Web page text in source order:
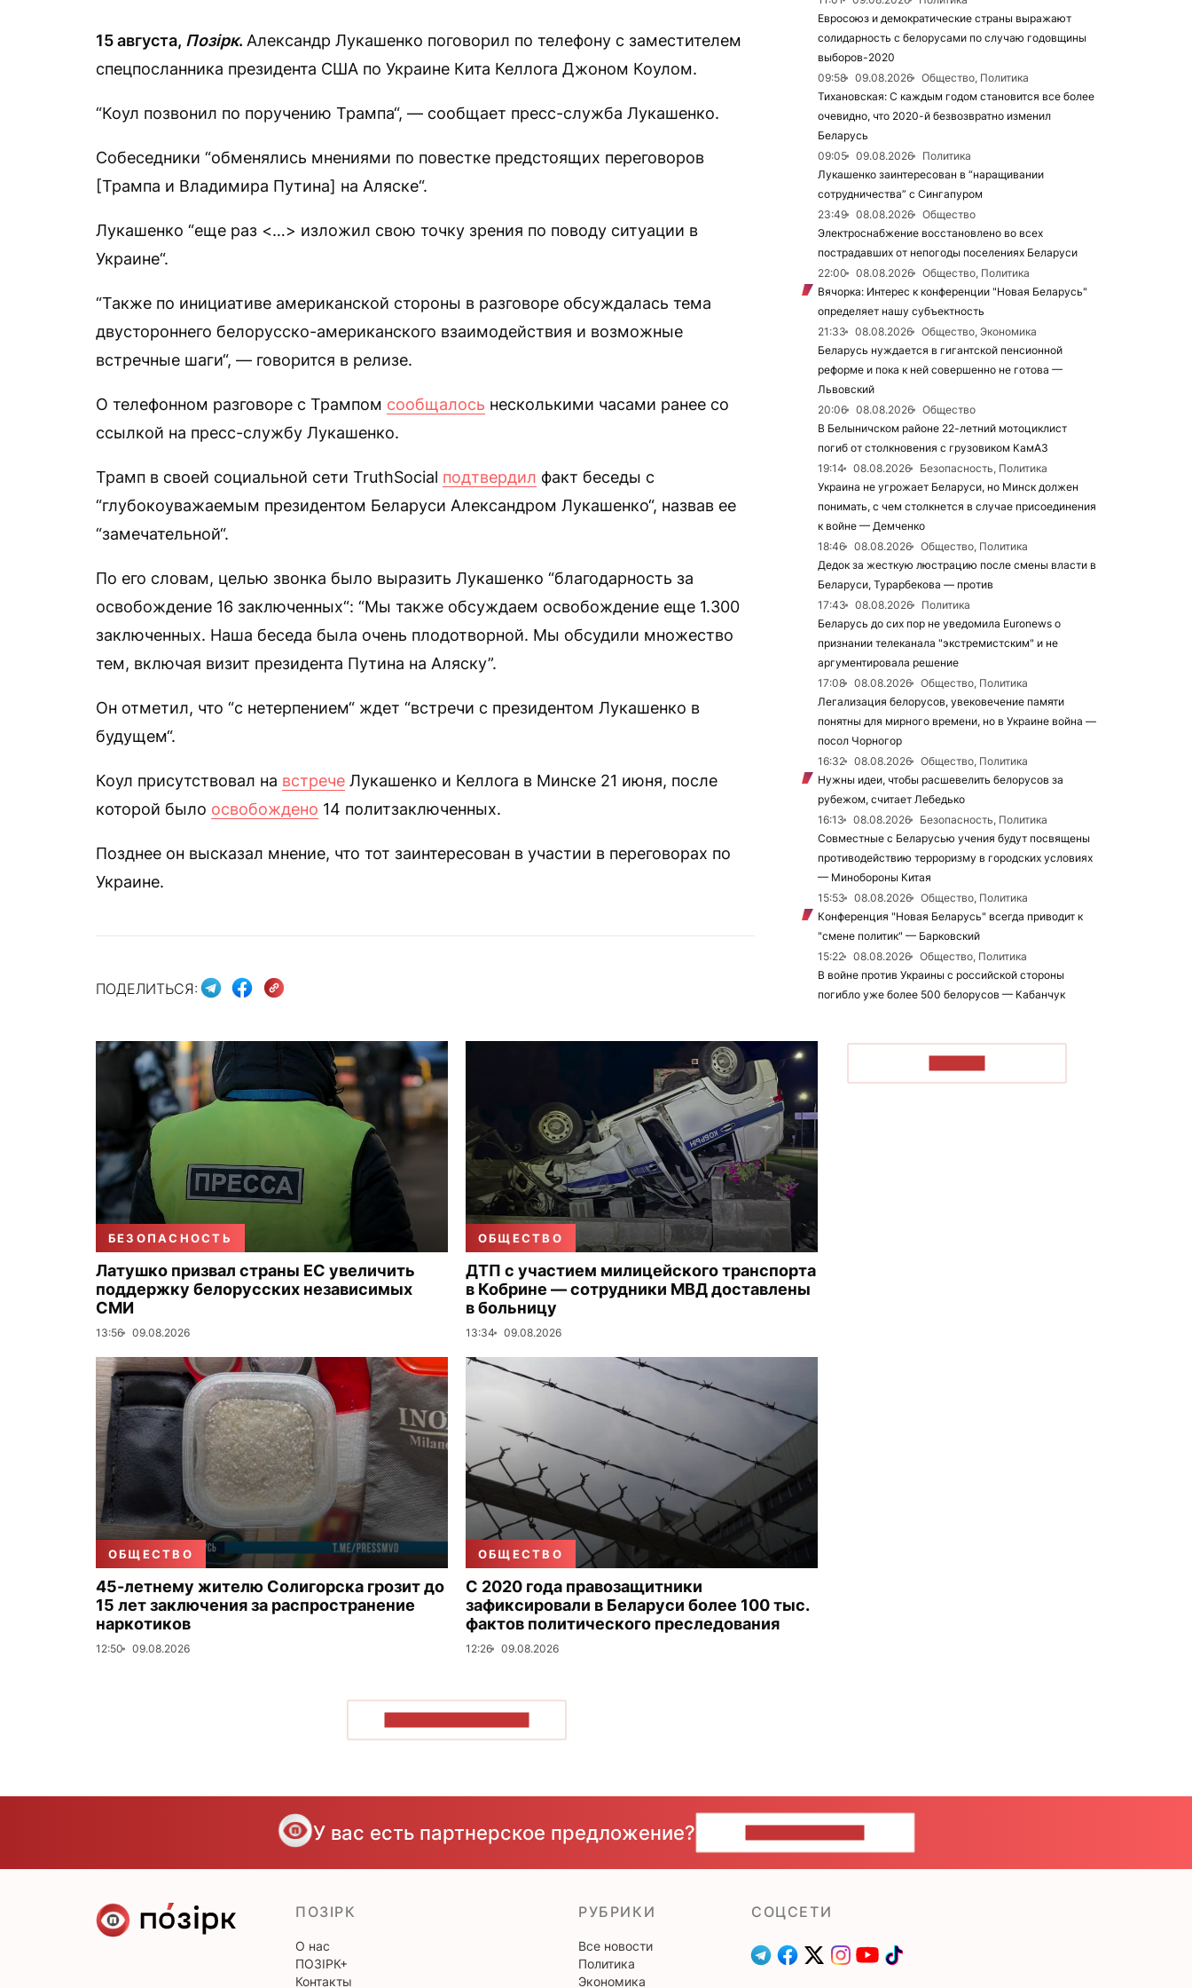
15 августа, Позірк. Александр Лукашенко поговорил по телефону с заместителем
спецпосланника президента США по Украине Кита Келлога Джоном Коулом.
“Коул позвонил по поручению Трампа“, — сообщает пресс-служба Лукашенко.
Собеседники “обменялись мнениями по повестке предстоящих переговоров
[Трампа и Владимира Путина] на Аляске“.
Лукашенко “еще раз <…> изложил свою точку зрения по поводу ситуации в
Украине“.
“Также по инициативе американской стороны в разговоре обсуждалась тема
двустороннего белорусско-американского взаимодействия и возможные
встречные шаги“, — говорится в релизе.
О телефонном разговоре с Трампом сообщалось несколькими часами ранее со
ссылкой на пресс-службу Лукашенко.
Трамп в своей социальной сети TruthSocial подтвердил факт беседы с
“глубокоуважаемым президентом Беларуси Александром Лукашенко“, назвав ее
“замечательной“.
По его словам, целью звонка было выразить Лукашенко “благодарность за
освобождение 16 заключенных“: “Мы также обсуждаем освобождение еще 1.300
заключенных. Наша беседа была очень плодотворной. Мы обсудили множество
тем, включая визит президента Путина на Аляску”.
Он отметил, что “с нетерпением“ ждет “встречи с президентом Лукашенко в
будущем“.
Коул присутствовал на встрече Лукашенко и Келлога в Минске 21 июня, после
которой было освобождено 14 политзаключенных.
Позднее он высказал мнение, что тот заинтересован в участии в переговорах по
Украине.
ПОДЕЛИТЬСЯ:
БЕЗОПАСНОСТЬ
Латушко призвал страны ЕС увеличить
поддержку белорусских независимых
СМИ
13:56 09.08.2026
ОБЩЕСТВО
ДТП с участием милицейского транспорта
в Кобрине — сотрудники МВД доставлены
в больницу
13:34 09.08.2026
ОБЩЕСТВО
45-летнему жителю Солигорска грозит до
15 лет заключения за распространение
наркотиков
12:50 09.08.2026
ОБЩЕСТВО
С 2020 года правозащитники
зафиксировали в Беларуси более 100 тыс.
фактов политического преследования
12:26 09.08.2026
Евросоюз и демократические страны выражают
солидарность с белорусами по случаю годовщины
выборов-2020
09:58
09.08.2026
Общество, Политика
Тихановская: С каждым годом становится все более
очевидно, что 2020-й безвозвратно изменил
Беларусь
09:05
09.08.2026
Политика
Лукашенко заинтересован в “наращивании
сотрудничества” с Сингапуром
23:49
08.08.2026
Общество
Электроснабжение восстановлено во всех
пострадавших от непогоды поселениях Беларуси
22:00
08.08.2026
Общество, Политика
Вячорка: Интерес к конференции "Новая Беларусь"
определяет нашу субъектность
21:33
08.08.2026
Общество, Экономика
Беларусь нуждается в гигантской пенсионной
реформе и пока к ней совершенно не готова —
Львовский
20:06
08.08.2026
Общество
В Белыничском районе 22-летний мотоциклист
погиб от столкновения с грузовиком КамАЗ
19:14
08.08.2026
Безопасность, Политика
Украина не угрожает Беларуси, но Минск должен
понимать, с чем столкнется в случае присоединения
к войне — Демченко
18:46
08.08.2026
Общество, Политика
Дедок за жесткую люстрацию после смены власти в
Беларуси, Турарбекова — против
17:43
08.08.2026
Политика
Беларусь до сих пор не уведомила Euronews о
признании телеканала "экстремистским" и не
аргументировала решение
17:08
08.08.2026
Общество, Политика
Легализация белорусов, увековечение памяти
понятны для мирного времени, но в Украине война —
посол Чорногор
16:32
08.08.2026
Общество, Политика
Нужны идеи, чтобы расшевелить белорусов за
рубежом, считает Лебедько
16:13
08.08.2026
Безопасность, Политика
Совместные с Беларусью учения будут посвящены
противодействию терроризму в городских условиях
— Минобороны Китая
15:53
08.08.2026
Общество, Политика
Конференция "Новая Беларусь" всегда приводит к
"смене политик" — Барковский
15:22
08.08.2026
Общество, Политика
В войне против Украины с российской стороны
погибло уже более 500 белорусов — Кабанчук
У вас есть партнерское предложение?
ПОЗІРК
О нас
ПОЗІРК+
Контакты
РУБРИКИ
Все новости
Политика
Экономика
CОЦСЕТИ